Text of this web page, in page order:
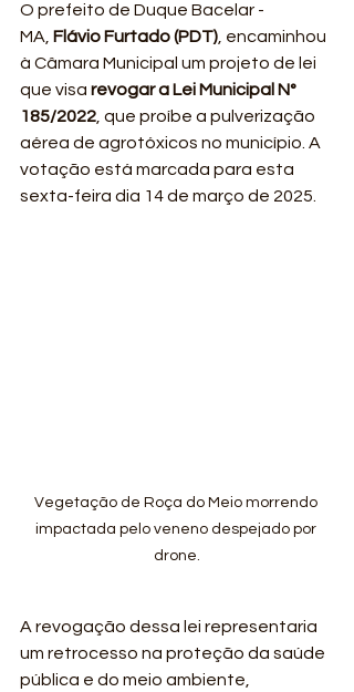
O prefeito de Duque Bacelar -
MA, Flávio Furtado (PDT) , encaminhou
à Câmara Municipal um projeto de lei
que visa revogar a Lei Municipal N°
185/2022 , que proíbe a pulverização
aérea de agrotóxicos no município. A
votação está marcada para esta
sexta-feira dia 14 de março de 2025.
Vegetação de Roça do Meio morrendo
impactada pelo veneno despejado por
drone.
A revogação dessa lei representaria
um retrocesso na proteção da saúde
pública e do meio ambiente,